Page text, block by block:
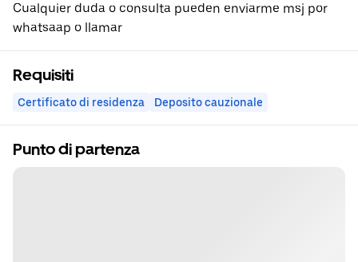
Cualquier duda o consulta pueden enviarme msj por
whatsaap o llamar
Requisiti
Certificato di residenza Deposito cauzionale
Punto di partenza